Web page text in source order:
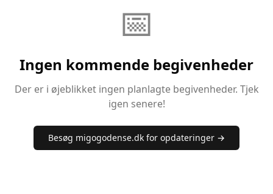
📅
Ingen kommende begivenheder
Der er i øjeblikket ingen planlagte begivenheder. Tjek
igen senere!
Besøg migogodense.dk for opdateringer →